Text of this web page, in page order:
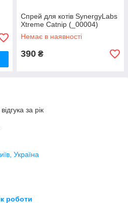
Cпрей для котів SynergyLabs
Xtreme Catnip (_00004)
Немає в наявності
390 ₴
за рік
Україна
роботи